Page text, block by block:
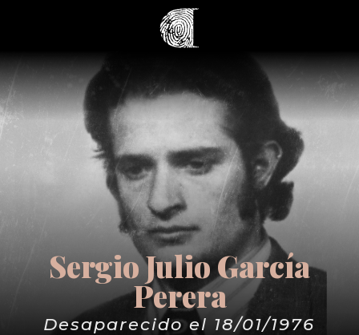
Sergio Julio García
Perera
Desaparecido el 18/01/1976